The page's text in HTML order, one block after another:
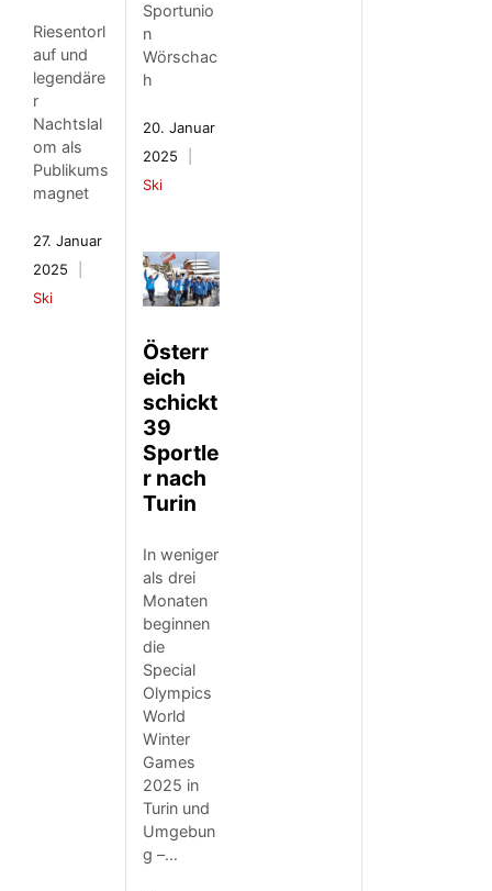
Riesentorl
auf und
legendäre
r
Nachtslal
om als
Publikums
magnet
27. Januar
2025
Ski
Sportunio
n
Wörschac
h
20. Januar
2025
Ski
Österr
eich
schickt
39
Sportle
r nach
Turin
In weniger
als drei
Monaten
beginnen
die
Special
Olympics
World
Winter
Games
2025 in
Turin und
Umgebun
g –…